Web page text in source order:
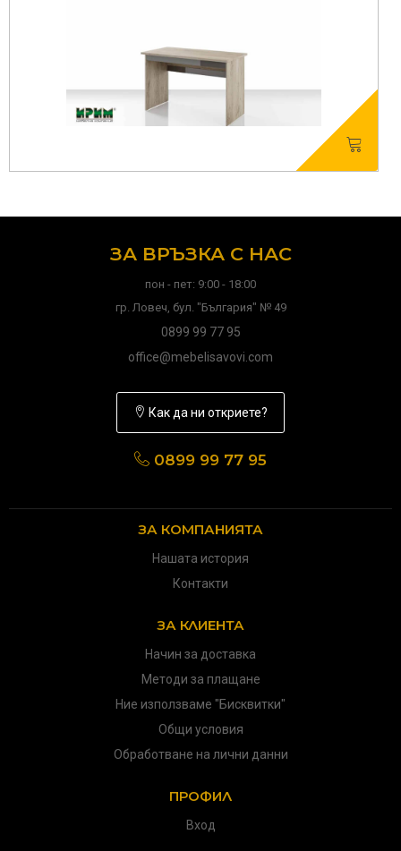
ЗА ВРЪЗКА С НАС
пон - пет: 9:00 - 18:00
гр. Ловеч, бул. "България" № 49
0899 99 77 95
office@mebelisavovi.com
Как да ни откриете?
0899 99 77 95
ЗА КОМПАНИЯТА
Нашата история
Контакти
ЗА КЛИЕНТА
Начин за доставка
Методи за плащане
Ние използваме "Бисквитки"
Общи условия
Обработване на лични данни
ПРОФИЛ
Вход